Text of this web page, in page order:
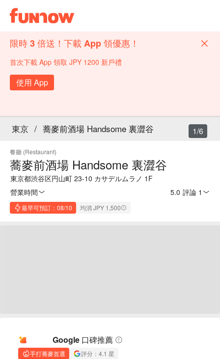
限時 3 倍送！下載 App 領優惠！
首次下載 App 領取 JPY 1200 新戶禮
使用 App
東京 / 蕎麥前酒場 Handsome 裏澀谷
餐廳 (Restaurant)
蕎麥前酒場 Handsome 裏澀谷
東京都渋谷区円山町 23-10 カサデルムラノ 1F
營業時間
5.0 評論 1
最早可預訂：08/10 均消 JPY 1,500
1/6
Google 口碑推薦
手打蕎麥首選 評分：4.1 星